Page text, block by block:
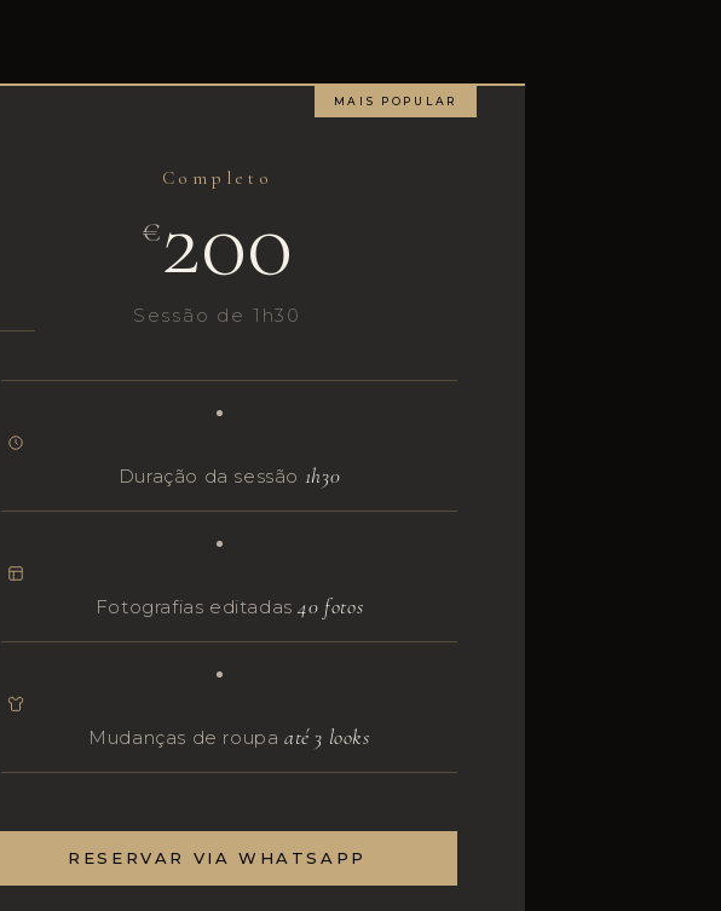
Completo
€200
Sessão de 1h30
Duração da sessão 1h30
Fotografias editadas40 fotos
Mudanças de roupaaté 3 looks
RESERVAR VIA WHATSAPP